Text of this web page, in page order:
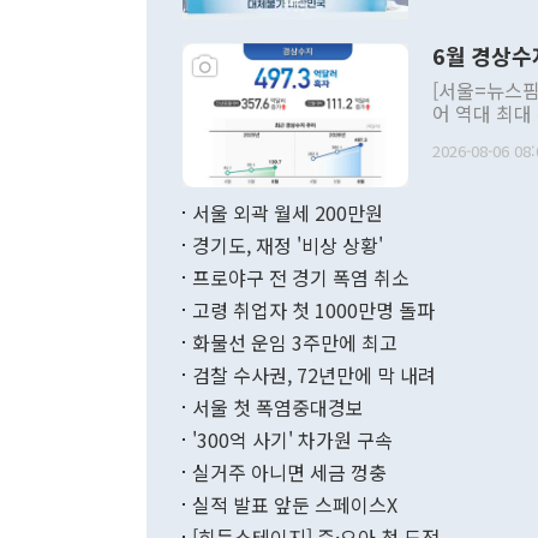
주의적 희망
관의 대북
관 부처 장
관의 무리한
다. [정동영 통일부 장관이 지난달 23일 오후 서울 종로구 정부서울청사에
무너졌다고
함께 4자 대
6월 경상
[서울=뉴스
어 역대 최
료=한국은행] 한국은행이 6일 발표한 '2026년 6월 국제수지(잠정)'
며 월간 기
196.9% 급
수출은
기록했지만
2026-08-06
서울 외곽 월세 200만원
경기도, 재정 '비상 상황'
프로야구 전 경기 폭염 취소
고령 취업자 첫 1000만명 돌파
화물선 운임 3주만에 최고
검찰 수사권, 72년만에 막 내려
서울 첫 폭염중대경보
'300억 사기' 차가원 구속
실거주 아니면 세금 껑충
실적 발표 앞둔 스페이스X